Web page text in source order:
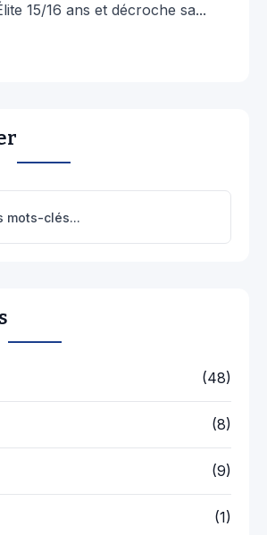
15/16 ans et décroche sa...
(48)
(8)
(9)
(1)